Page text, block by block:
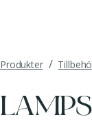
Produkter /